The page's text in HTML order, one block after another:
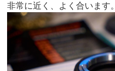
非常に近く、よく合います。